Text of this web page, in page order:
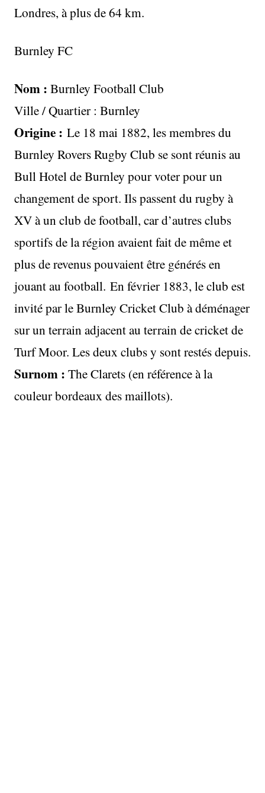
Londres, à plus de 64 km.
Burnley FC
Nom : Burnley Football Club
Ville / Quartier : Burnley
Origine : Le 18 mai 1882, les membres du
Burnley Rovers Rugby Club se sont réunis au
Bull Hotel de Burnley pour voter pour un
changement de sport. Ils passent du rugby à
XV à un club de football, car d’autres clubs
sportifs de la région avaient fait de même et
plus de revenus pouvaient être générés en
jouant au football. En février 1883, le club est
invité par le Burnley Cricket Club à déménager
sur un terrain adjacent au terrain de cricket de
Turf Moor. Les deux clubs y sont restés depuis.
Surnom : The Clarets (en référence à la
couleur bordeaux des maillots).